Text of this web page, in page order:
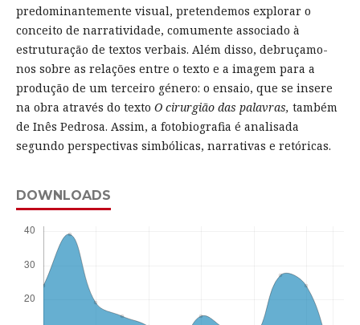
predominantemente visual, pretendemos explorar o
conceito de narratividade, comumente associado à
estruturação de textos verbais. Além disso, debruçamo-
nos sobre as relações entre o texto e a imagem para a
produção de um terceiro género: o ensaio, que se insere
na obra através do texto O cirurgião das palavras, também
de Inês Pedrosa. Assim, a fotobiografia é analisada
segundo perspectivas simbólicas, narrativas e retóricas.
DOWNLOADS